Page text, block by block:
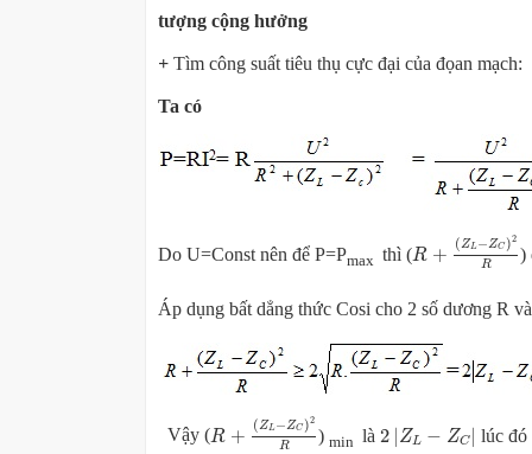
tượng cộng hưởng
+ Tìm công suất tiêu thụ cực đại của đọan mạch:
Ta có
Do U=Const nên để P=Pmax thì (R + (ZL −ZC)2
R
L− C )2
)
Áp dụng bất dẳng thức Cosi cho 2 số dương R
Vậy (R + (ZL −ZC)2
R
L− C )2
) min là 2 |ZL − ZC |
2 ZL C| lúc đó